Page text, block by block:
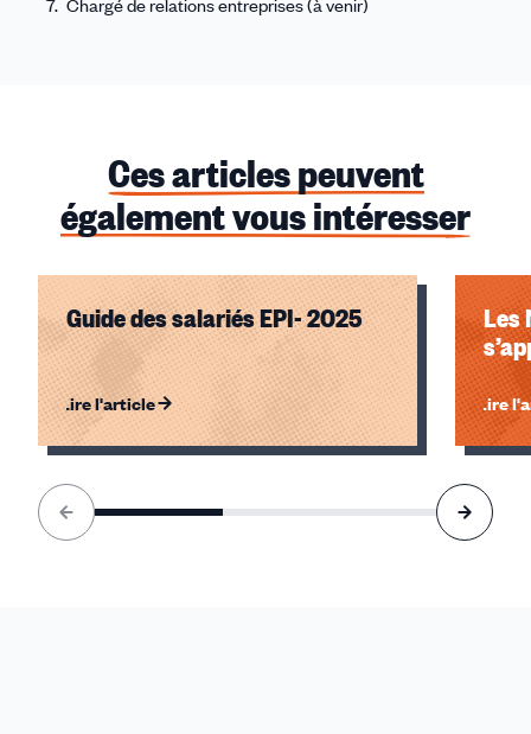
Chargé de relations entreprises (à venir)
Ces articles peuvent
également vous intéresser
Guide des salariés EPI- 2025
Lire l'article
Les
Lire